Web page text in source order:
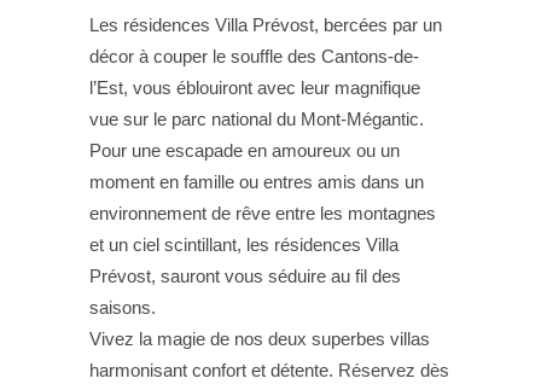
Les résidences Villa Prévost, bercées par un
décor à couper le souffle des Cantons-de-
l’Est, vous éblouiront avec leur magnifique
vue sur le parc national du Mont-Mégantic.
Pour une escapade en amoureux ou un
moment en famille ou entres amis dans un
environnement de rêve entre les montagnes
et un ciel scintillant, les résidences Villa
Prévost, sauront vous séduire au fil des
saisons.
Vivez la magie de nos deux superbes villas
harmonisant confort et détente. Réservez dès